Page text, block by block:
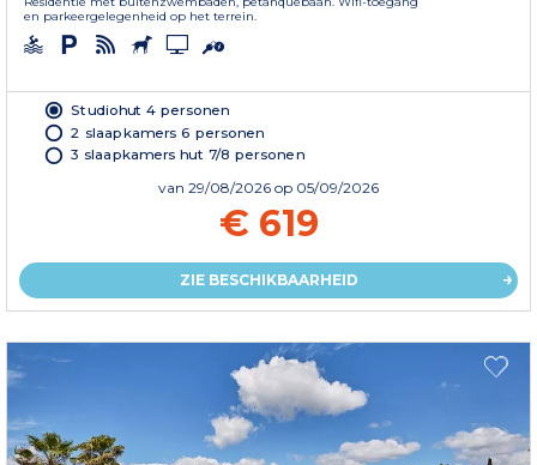
en parkeergelegenheid op het terrein.
Studiohut 4 personen
2 slaapkamers 6 personen
3 slaapkamers hut 7/8 personen
van 29/08/2026 op 05/09/2026
€ 619
ZIE BESCHIKBAARHEID